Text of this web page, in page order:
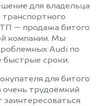
для владельца
— продажа битого
компании. Мы
Audi по
быстрые сроки.
для битого
очень трудоёмкий
заинтересоваться